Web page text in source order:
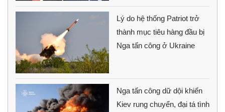
Lý do hệ thống Patriot trở
thành mục tiêu hàng đầu bị
Nga tấn công ở Ukraine
Nga tấn công dữ dội khiến
Kiev rung chuyển, đại tá tình